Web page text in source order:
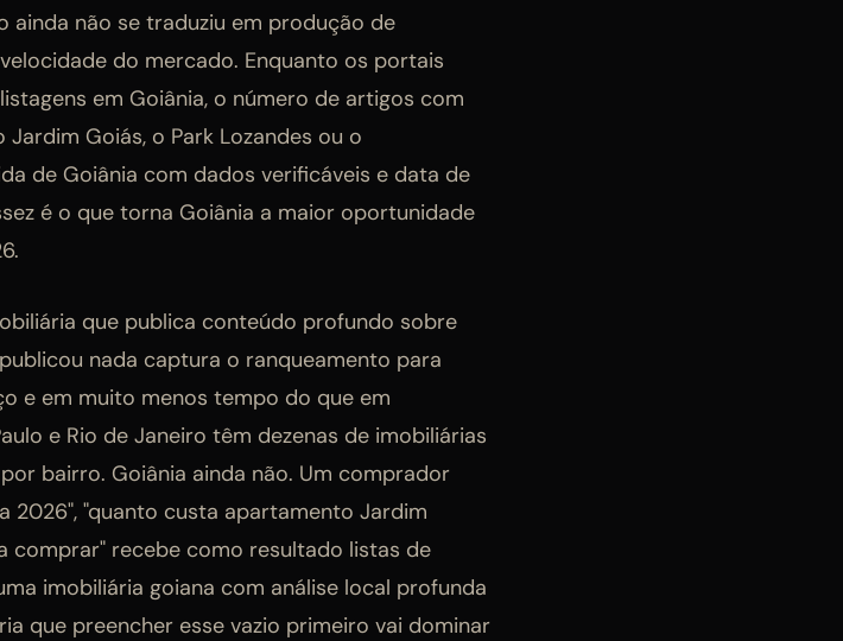
ainda não se traduziu em produção de
do mercado. Enquanto os portais
em Goiânia, o número de artigos com
Goiás, o Park Lozandes ou o
de Goiânia com dados verificáveis e data de
é o que torna Goiânia a maior oportunidade
que publica conteúdo profundo sobre
nada captura o ranqueamento para
e em muito menos tempo do que em
e Rio de Janeiro têm dezenas de imobiliárias
bairro. Goiânia ainda não. Um comprador
2026", "quanto custa apartamento Jardim
comprar" recebe como resultado listas de
imobiliária goiana com análise local profunda
que preencher esse vazio primeiro vai dominar